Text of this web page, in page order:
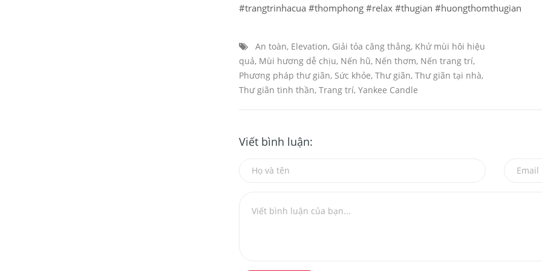
#trangtrinhacua #thomphong #relax #thugian #huongthomthugian
An toàn, Elevation, Giải tỏa căng thẳng, Khử mùi hôi hiệu
quả, Mùi hương dễ chịu, Nến hũ, Nến thơm, Nến trang trí,
Phương pháp thư giãn, Sức khỏe, Thư giãn, Thư giãn tại nhà,
Thư giãn tinh thần, Trang trí, Yankee Candle
Viết bình luận: